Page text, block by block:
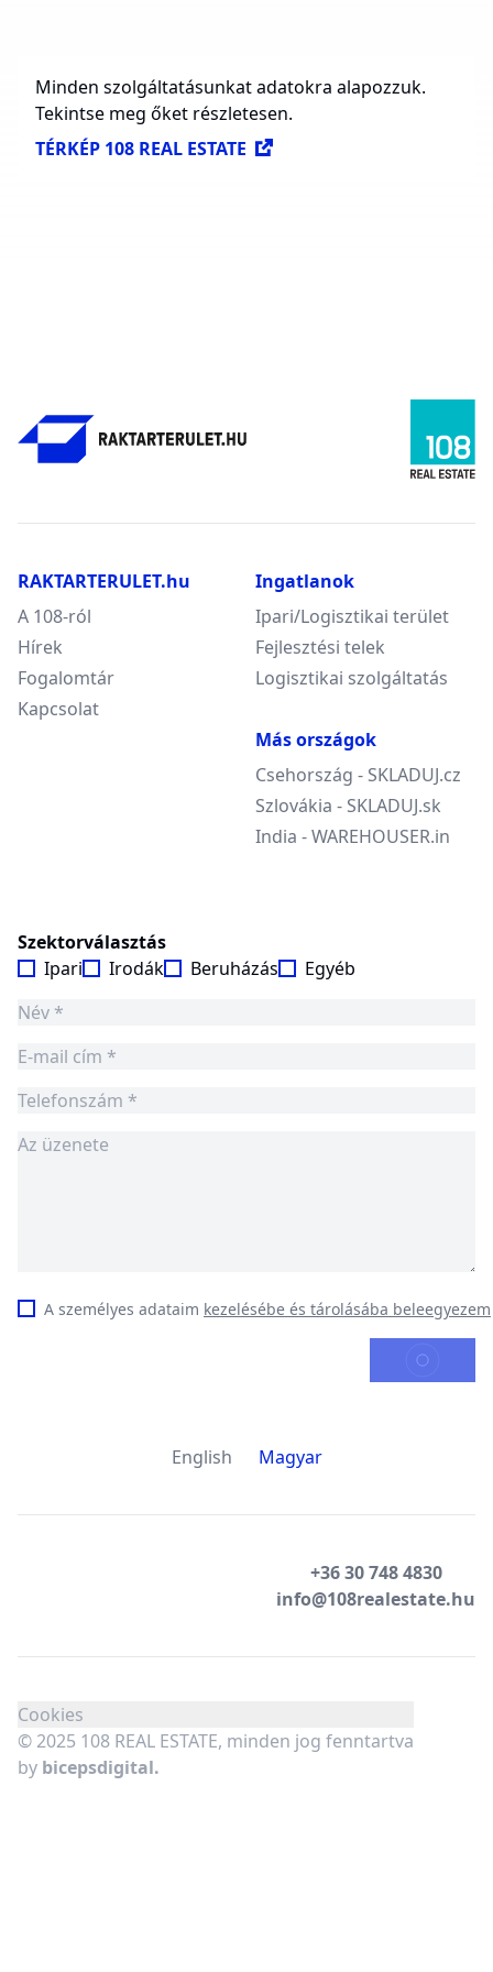
Minden szolgáltatásunkat adatokra alapozzuk.
Tekintse meg őket részletesen.
TÉRKÉP 108 REAL ESTATE
RAKTARTERULET.hu
A 108-ról
Hírek
Fogalomtár
Kapcsolat
Ingatlanok
Ipari/Logisztikai terület
Fejlesztési telek
Logisztikai szolgáltatás
Más országok
Csehország - SKLADUJ.cz
Szlovákia - SKLADUJ.sk
India - WAREHOUSER.in
Szektorválasztás
Ipari
Irodák Beruházás Egyéb
A személyes adataim kezelésébe és tárolásába beleegyezem
KÜLDÉS
English Magyar
+36 30 748 4830
info@108realestate.hu
Cookies
© 2025 108 REAL ESTATE, minden jog fenntartva
by bicepsdigital.